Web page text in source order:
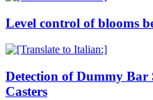
Level control of blooms
Detection of Dummy Bar
Casters